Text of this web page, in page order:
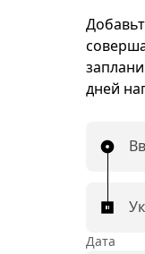
дней
Дата